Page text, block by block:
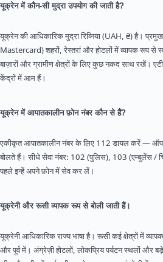
यूक्रेन में कौन-सी मुद्रा उपयोग की जाती है?
यूक्रेन की आधिकारिक मुद्रा रिव्निया (UAH, ₴) है।
Mastercard) शहरों, रेस्तरां और होटलों में व्यापक रूप से
बाज़ारों और ग्रामीण क्षेत्रों के लिए कुछ नकद साथ रखें।
केंद्रों में आम हैं।
यूक्रेन में आपातकालीन फ़ोन नंबर कौन से हैं?
एकीकृत आपातकालीन नंबर के लिए 112 डायल करें —
बोलते हैं। सीधे सेवा नंबर: 102 (पुलिस), 103 (एम्बुलेंस /
पहले इन्हें अपने फ़ोन में सेव कर लें।
यूक्रेनी और रूसी व्यापक रूप से बोली जाती हैं।
यूक्रेनी आधिकारिक राज्य भाषा है। रूसी कई क्षेत्रों में
और पूर्व में। अंग्रेज़ी होटलों, लोकप्रिय पर्यटन स्थलों और